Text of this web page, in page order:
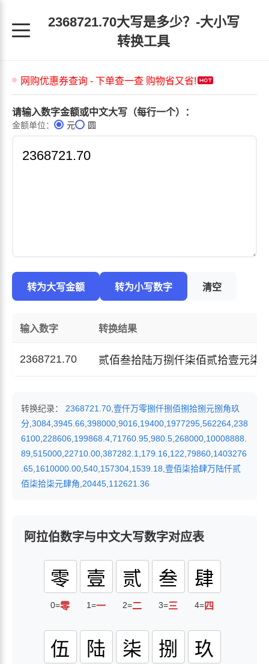
2368721.70大写是多少？-大小写
转换工具
请输入数字金额或中文大写（每行一个）：
金额单位： 元 圆
转为大写金额 转为小写数字 清空
输入数字 转换结果
2368721.70 贰佰叁拾陆万捌仟柒佰贰拾壹元柒
转换纪录： 2368721.70 壹仟万零捌仟捌佰捌拾捌元捌角玖
分 3084 3945.66 398000 9016 19400 1977295 562264 238
6100 228606 199868.4 71760.95 980.5 268000 10008888.
89 515000 22710.00 387282.1 179.16 122 79860 1403276
.65 1610000.00 540 157304 1539.18 壹佰柒拾肆万陆仟贰
佰柒拾柒元肆角 20445 112621.36
阿拉伯数字与中文大写数字对应表
零
0=零
壹
1=一
贰
2=二
叁
3=三
肆
4=四
伍 陆 柒 捌 玖